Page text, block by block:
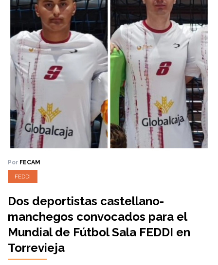
Por FECAM
FEDDI
Dos deportistas castellano-
manchegos convocados para el
Mundial de Fútbol Sala FEDDI en
Torrevieja